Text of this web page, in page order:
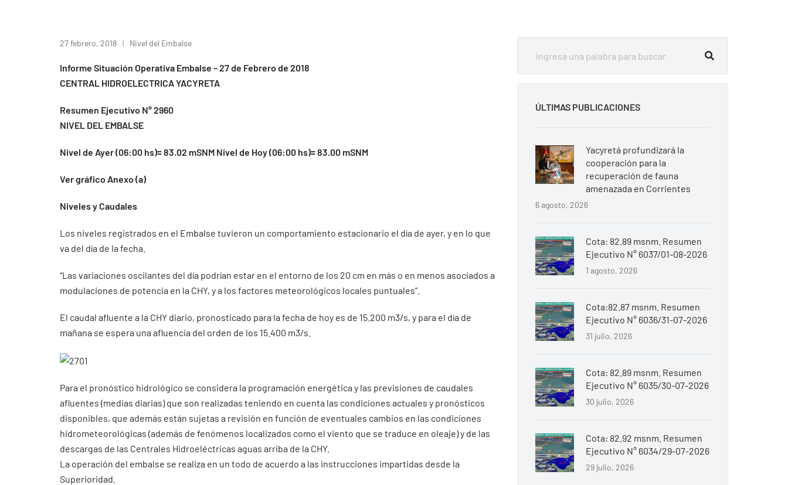
27 febrero, 2018 Nivel del Embalse
Informe Situación Operativa Embalse – 27 de Febrero de 2018
CENTRAL HIDROELECTRICA YACYRETA
Resumen Ejecutivo N° 2960
NIVEL DEL EMBALSE
Nivel de Ayer (06:00 hs)= 83.02 mSNM Nivel de Hoy (06:00 hs)= 83.00 mSNM
Ver gráfico Anexo (a)
Niveles y Caudales
Los niveles registrados en el Embalse tuvieron un comportamiento estacionario el día de ayer, y en lo que
va del día de la fecha.
“Las variaciones oscilantes del día podrían estar en el entorno de los 20 cm en más o en menos asociados a
modulaciones de potencia en la CHY, y a los factores meteorológicos locales puntuales”.
El caudal afluente a la CHY diario, pronosticado para la fecha de hoy es de 15.200 m3/s, y para el día de
mañana se espera una afluencia del orden de los 15.400 m3/s.
Para el pronóstico hidrológico se considera la programación energética y las previsiones de caudales
afluentes (medias diarias) que son realizadas teniendo en cuenta las condiciones actuales y pronósticos
disponibles, que además están sujetas a revisión en función de eventuales cambios en las condiciones
hidrometeorológicas (además de fenómenos localizados como el viento que se traduce en oleaje) y de las
descargas de las Centrales Hidroeléctricas aguas arriba de la CHY.
La operación del embalse se realiza en un todo de acuerdo a las instrucciones impartidas desde la
Superioridad.
ÚLTIMAS PUBLICACIONES
Yacyretá profundizará la
cooperación para la
recuperación de fauna
amenazada en Corrientes
6 agosto, 2026
Cota: 82.89 msnm. Resumen
Ejecutivo N° 6037/01-08-2026
1 agosto, 2026
Cota:82.87 msnm. Resumen
Ejecutivo N° 6036/31-07-2026
31 julio, 2026
Cota: 82.89 msnm. Resumen
Ejecutivo N° 6035/30-07-2026
30 julio, 2026
Cota: 82.92 msnm. Resumen
Ejecutivo N° 6034/29-07-2026
29 julio, 2026